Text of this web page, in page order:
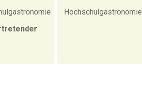
Hochschulgastronomie